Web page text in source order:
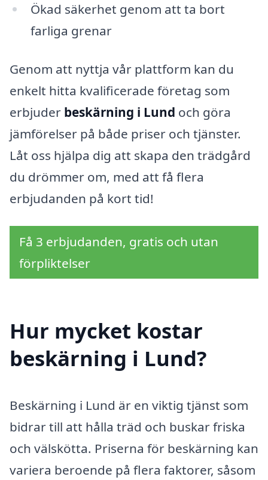
Ökad säkerhet genom att ta bort
farliga grenar
Genom att nyttja vår plattform kan du
enkelt hitta kvalificerade företag som
erbjuder beskärning i Lund och göra
jämförelser på både priser och tjänster.
Låt oss hjälpa dig att skapa den trädgård
du drömmer om, med att få flera
erbjudanden på kort tid!
Få 3 erbjudanden, gratis och utan
förpliktelser
Hur mycket kostar
beskärning i Lund?
Beskärning i Lund är en viktig tjänst som
bidrar till att hålla träd och buskar friska
och välskötta. Priserna för beskärning kan
variera beroende på flera faktorer, såsom